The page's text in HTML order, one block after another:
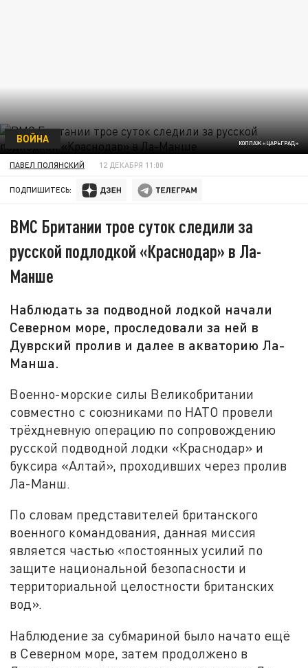
КОЛЛАЖ «ЦАРЬГРАД»
ВОЙНА
ПАВЕЛ ПОЛЯНСКИЙ 12 ДЕКАБРЯ 11:00
ПОДПИШИТЕСЬ:
ВМС Британии трое суток следили за
русской подлодкой «Краснодар» в Ла-
Манше
Наблюдать за подводной лодкой начали
Северном море, проследовали за ней в
Дуврский пролив и далее в акваторию Ла-
Манша.
Военно-морские силы Великобритании
совместно с союзниками по НАТО провели
трёхдневную операцию по сопровождению
русской подводной лодки «Краснодар» и
буксира «Алтай», проходивших через пролив
Ла-Манш.
По словам представителей британского
военного командования, данная миссия
является частью «постоянных усилий по
защите национальной безопасности и
территориальной целостности британских
вод».
Наблюдение за субмариной было начато ещё
в Северном море, затем продолжено в